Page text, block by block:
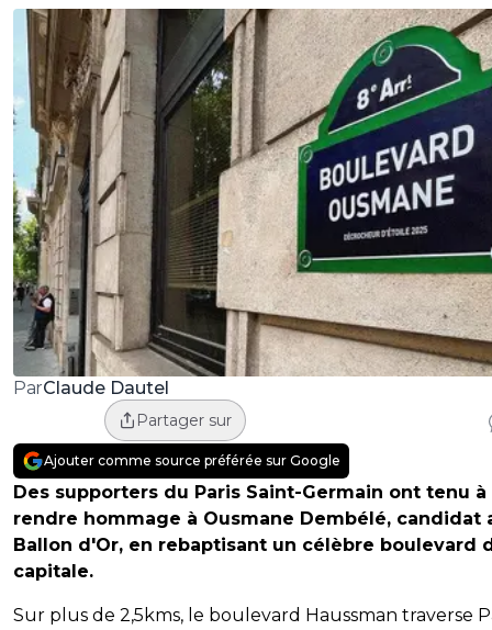
ParClaude Dautel
Partager sur
Ajouter comme source préférée sur Google
Des supporters du Paris Saint-Germain ont tenu à
rendre hommage à Ousmane Dembélé, candidat
Ballon d'Or, en rebaptisant un célèbre boulevard
capitale.
Sur plus de 2,5kms, le boulevard Haussman traverse